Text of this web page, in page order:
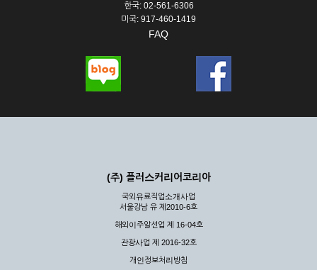
③ 기타 회사는 서비스를 제공할 수 없는 합당한 사유가 발생한
④ 회사는 제 2항 및 제 3항의 사유로 서비스의 제공이 일시적
여 배상하지 않습니다.
제3장 권리 및 의무
공할 수 있도록 최선의 노력을 다하여야 합니다.
게 누설, 배포하여서는 안됩니다. 다만, 관계법령에 의하여 국가
기관 등의 합법적인 요구가 있는 경우에는 해당 되지 않습니다.
③ 회사는 이용자로부터 제기되는 의견이나 불만이 정당하다고
인정할 경우에는 즉시 처리하여야 하며, 즉시 처리가 곤란한 경
우 그 처리를 위해 노력해야 합니다.
한국: 02-561-6306
미국: 917-460-1419
FAQ
(주) 플러스커리어코리아
국외유료직업소개사업
서울강남 유 제2010-6호
해외이주알선업 제 16-04호
관광사업 제 2016-32호
개인정보처리방침